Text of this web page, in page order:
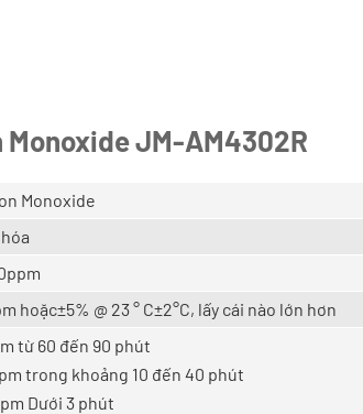
JM-AM4302R
Monoxide
hoặc±5% @ 23 ° C±2°C, lấy cái nào lớn hơn
từ 60 đến 90 phút
trong khoảng 10 đến 40 phút
Dưới 3 phút